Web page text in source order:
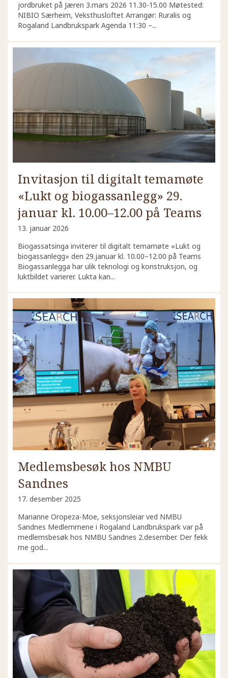
jordbruket på Jæren 3.mars 2026 11.30-15.00 Møtested:
NIBIO Særheim, Veksthusloftet Arrangør: Ruralis og
Rogaland Landbrukspark Agenda 11:30 –...
Invitasjon til digitalt temamøte
«Lukt og biogassanlegg» 29.
januar kl. 10.00–12.00 på Teams
13. januar 2026
Biogassatsinga inviterer til digitalt temamøte «Lukt og
biogassanlegg» den 29.januar kl. 10.00–12.00 på Teams
Biogassanlegga har ulik teknologi og konstruksjon, og
luktbildet varierer. Lukta kan...
Medlemsbesøk hos NMBU
Sandnes
17. desember 2025
Marianne Oropeza-Moe, seksjonsleiar ved NMBU
Sandnes Medlemmene i Rogaland Landbrukspark var på
medlemsbesøk hos NMBU Sandnes 2.desember. Der fekk
me god...